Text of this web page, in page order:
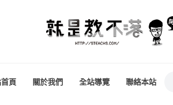
頁 關於我們 全站導覽 聯絡本站